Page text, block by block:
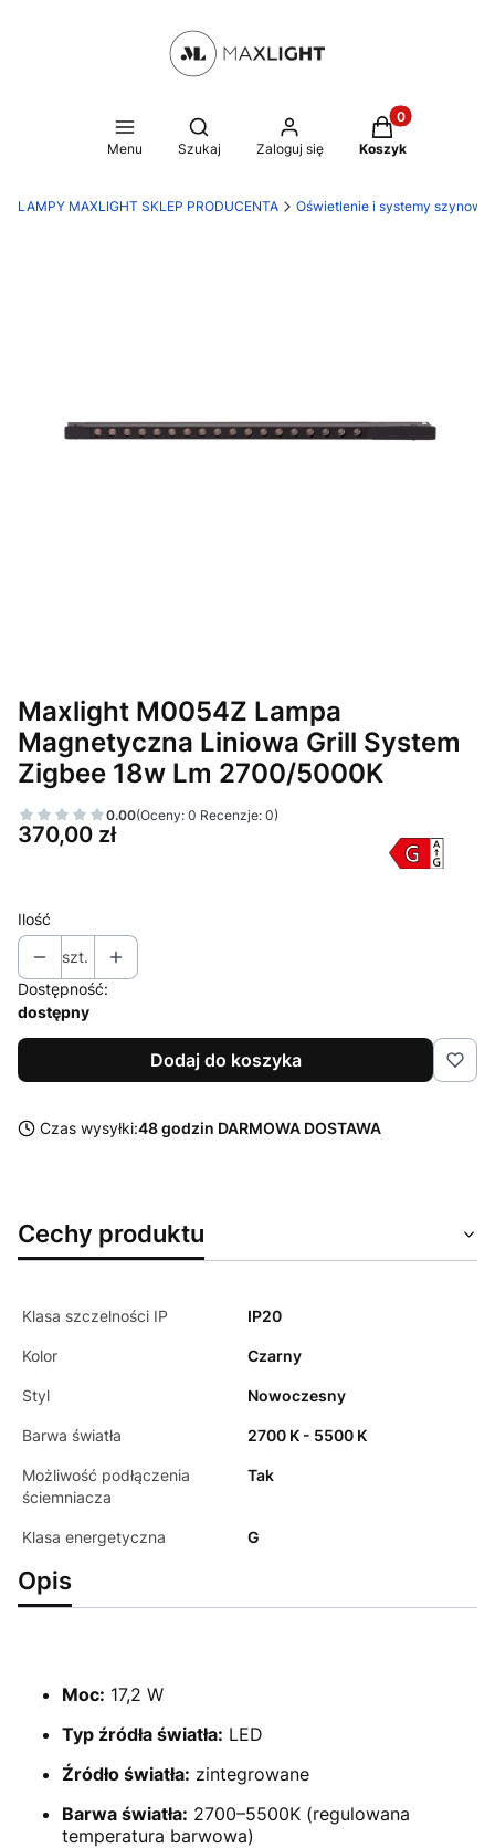
Menu
Otwórz wyszukiwarkę
Szukaj Zaloguj się
Produkty w
Koszyk
LAMPY MAXLIGHT SKLEP PRODUCENTA Oświetlenie i systemy szynowe
Maxlight M0054Z Lampa
Magnetyczna Liniowa Grill System
Zigbee 18w Lm 2700/5000K
0.00(Oceny: 0 Recenzje: 0)
Cena
370,00 zł
Ilość
szt.
Dostępność:
dostępny
Dodaj do koszyka
Czas wysyłki:48 godzin DARMOWA DOSTAWA
Cechy produktu
Klasa szczelności IP IP20
Kolor Czarny
Styl Nowoczesny
Barwa światła 2700 K - 5500 K
Możliwość podłączenia
ściemniacza
Tak
Klasa energetyczna G
Opis
Moc: 17,2 W
Typ źródła światła: LED
Źródło światła: zintegrowane
Barwa światła: 2700–5500K (regulowana
temperatura barwowa)